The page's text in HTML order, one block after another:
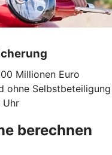
Millionen Euro
ohne Selbstbeteiligung
Uhr
berechnen